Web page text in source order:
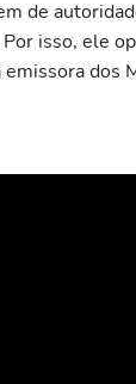
de
isso, ele
emissora dos